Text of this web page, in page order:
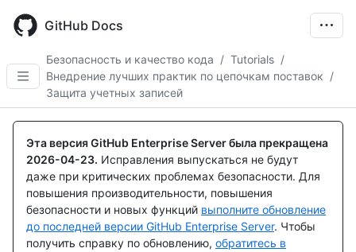
main
GitHub Docs
Безопасность и качество кода / Tutorials /
Внедрение лучших практик по цепочкам поставок /
Защита учетных записей
Эта версия GitHub Enterprise Server была прекращена
2026-04-23. Исправления выпускаться не будут
даже при критических проблемах безопасности. Для
повышения производительности, повышения
безопасности и новых функций выполните обновление
до последней версии GitHub Enterprise Server. Чтобы
получить справку по обновлению, обратитесь в